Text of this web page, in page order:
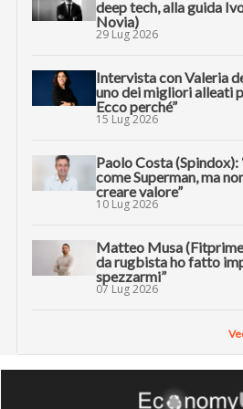
deep tech, alla guida
Novia)
29 Lug 2026
Intervista con Valeria
uno dei migliori alleati
Ecco perché”
15 Lug 2026
Paolo Costa
come Superman, ma
creare valore”
10 Lug 2026
Matteo Musa
da rugbista ho fatto
spezzarmi”
07 Lug 2026